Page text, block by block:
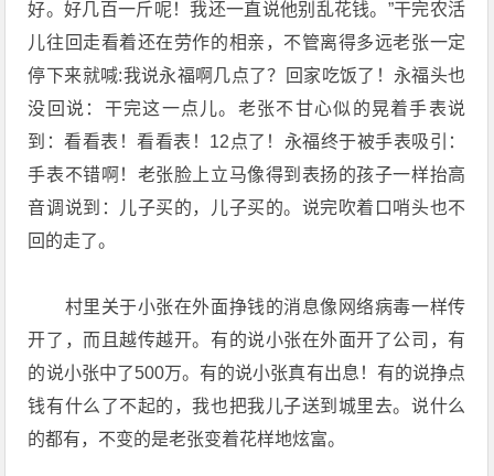
好。好几百一斤呢！我还一直说他别乱花钱。”干完农活
儿往回走看着还在劳作的相亲，不管离得多远老张一定
停下来就喊:我说永福啊几点了？回家吃饭了！永福头也
没回说：干完这一点儿。老张不甘心似的晃着手表说
到：看看表！看看表！12点了！永福终于被手表吸引：
手表不错啊！老张脸上立马像得到表扬的孩子一样抬高
音调说到：儿子买的，儿子买的。说完吹着口哨头也不
回的走了。
村里关于小张在外面挣钱的消息像网络病毒一样传
开了，而且越传越开。有的说小张在外面开了公司，有
的说小张中了500万。有的说小张真有出息！有的说挣点
钱有什么了不起的，我也把我儿子送到城里去。说什么
的都有，不变的是老张变着花样地炫富。